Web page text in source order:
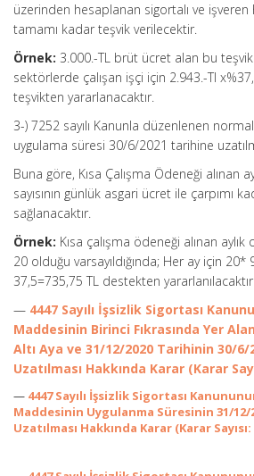
üzerinden hesaplanan sigortalı ve
tamamı kadar teşvik verilecektir.
Örnek: 3.000.-TL brüt ücret alan bu
sektörlerde çalışan işçi için 2.943.-Tl
teşvikten yararlanacaktır.
3-) 7252 sayılı Kanunla düzenlenen
uygulama süresi 30/6/2021 tarihine
Buna göre, Kısa Çalışma Ödeneği alınan
sayısının günlük asgari ücret ile çarpımı
sağlanacaktır.
Örnek: Kısa çalışma ödeneği alınan aylık
20 olduğu varsayıldığında; Her ay için 20*
37,5=735,75 TL destekten
— 4447 Sayılı İşsizlik Sigortası
Maddesinin Birinci Fıkrasında Yer
Altı Aya ve 31/12/2020 Tarihinin 30/
Uzatılması Hakkında Karar (Karar
— 4447 Sayılı İşsizlik Sigortası
Maddesinin Uygulanma Süresinin 31/12/
Uzatılması Hakkında Karar (Karar Sayısı: